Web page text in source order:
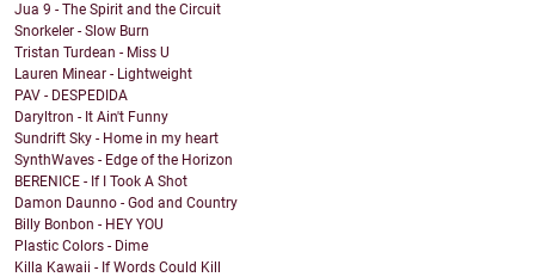
Jua 9 - The Spirit and the Circuit
Snorkeler - Slow Burn
Tristan Turdean - Miss U
Lauren Minear - Lightweight
PAV - DESPEDIDA
Daryltron - It Ain't Funny
Sundrift Sky - Home in my heart
SynthWaves - Edge of the Horizon
BERENICE - If I Took A Shot
Damon Daunno - God and Country
Billy Bonbon - HEY YOU
Plastic Colors - Dime
Killa Kawaii - If Words Could Kill